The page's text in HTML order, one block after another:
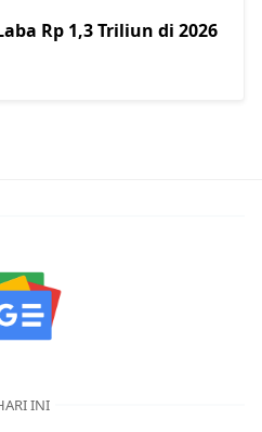
Rp 1,3 Triliun di 2026
INI